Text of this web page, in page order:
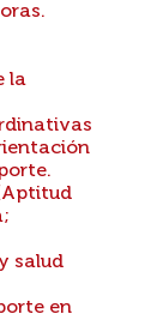
la
salud
en